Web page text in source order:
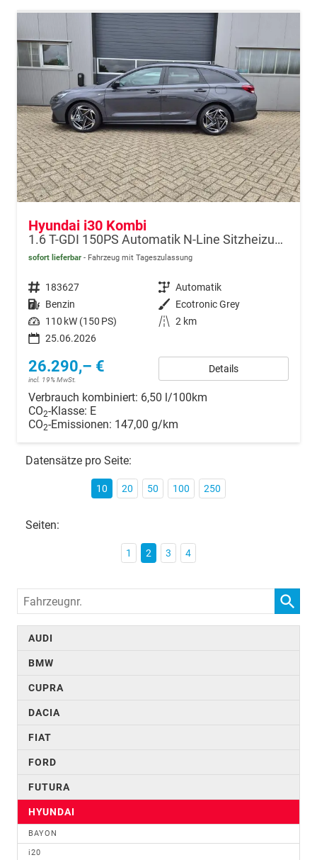
Hyundai i30 Kombi
1.6 T-GDI 150PS Automatik N-Line Sitzheizung Lenkradheizung Klimaautomatik Navi 10,3"-Touchscreen Bluelink Apple CarPlay + Android Auto PDC v+h Rückf.Kamera 18-LM
sofort lieferbar Fahrzeug mit Tageszulassung
Fahrzeugnr. 183627 Getriebe Automatik
Kraftstoff Benzin Außenfarbe Ecotronic Grey
Leistung 110 kW (150 PS) Kilometerstand 2 km
25.06.2026
26.290,– €
incl. 19% MwSt.
Details
Verbrauch kombiniert: 6,50 l/100km
CO2-Klasse: E
CO2-Emissionen: 147,00 g/km
Datensätze pro Seite:
10 20 50 100 250
Seiten:
1 2 3 4
Fahrzeugnr.
AUDI
BMW
CUPRA
DACIA
FIAT
FORD
FUTURA
HYUNDAI
BAYON
i20